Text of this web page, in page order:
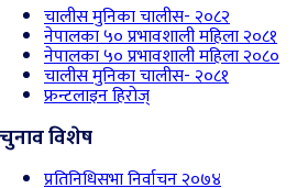
चालीस मुनिका चालीस- २०८२
नेपालका ५० प्रभावशाली महिला २०८१
नेपालका ५० प्रभावशाली महिला २०८०
चालीस मुनिका चालीस- २०८१
फ्रन्टलाइन हिरोज्
चुनाव विशेष
प्रतिनिधिसभा निर्वाचन २०७४